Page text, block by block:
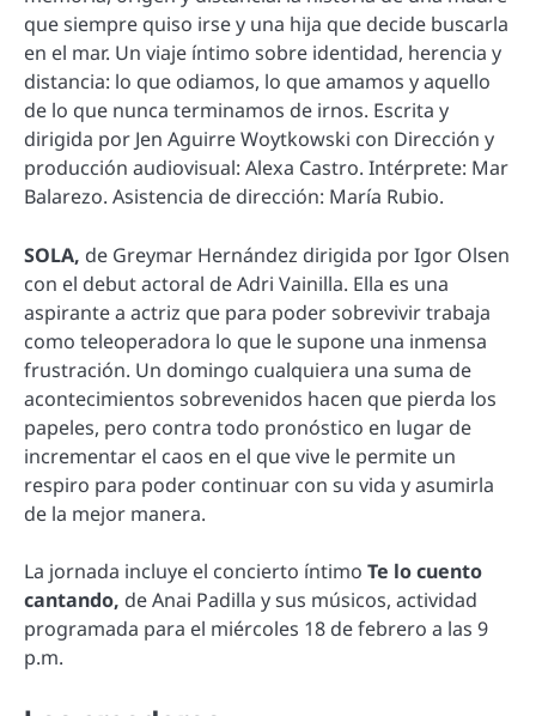
que siempre quiso irse y una hija que decide buscarla
en el mar. Un viaje íntimo sobre identidad, herencia y
distancia: lo que odiamos, lo que amamos y aquello
de lo que nunca terminamos de irnos. Escrita y
dirigida por Jen Aguirre Woytkowski con Dirección y
producción audiovisual: Alexa Castro. Intérprete: Mar
Balarezo. Asistencia de dirección: María Rubio.
SOLA, de Greymar Hernández dirigida por Igor Olsen
con el debut actoral de Adri Vainilla. Ella es una
aspirante a actriz que para poder sobrevivir trabaja
como teleoperadora lo que le supone una inmensa
frustración. Un domingo cualquiera una suma de
acontecimientos sobrevenidos hacen que pierda los
papeles, pero contra todo pronóstico en lugar de
incrementar el caos en el que vive le permite un
respiro para poder continuar con su vida y asumirla
de la mejor manera.
La jornada incluye el concierto íntimo Te lo cuento
cantando, de Anai Padilla y sus músicos, actividad
programada para el miércoles 18 de febrero a las 9
p.m.